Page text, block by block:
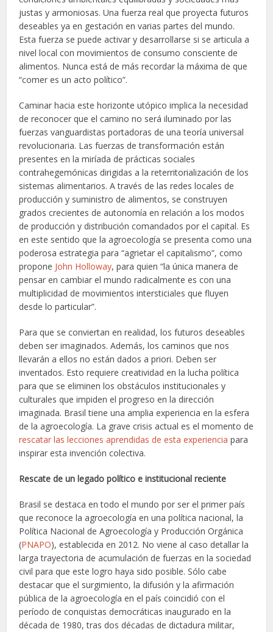
justas y armoniosas. Una fuerza real que proyecta futuros
deseables ya en gestación en varias partes del mundo.
Esta fuerza se puede activar y desarrollarse si se articula a
nivel local con movimientos de consumo consciente de
alimentos. Nunca está de más recordar la máxima de que
“comer es un acto político”.
Caminar hacia este horizonte utópico implica la necesidad
de reconocer que el camino no será iluminado por las
fuerzas vanguardistas portadoras de una teoría universal
revolucionaria. Las fuerzas de transformación están
presentes en la miríada de prácticas sociales
contrahegemónicas dirigidas a la reterritorialización de los
sistemas alimentarios. A través de las redes locales de
producción y suministro de alimentos, se construyen
grados crecientes de autonomía en relación a los modos
de producción y distribución comandados por el capital. Es
en este sentido que la agroecología se presenta como una
poderosa estrategia para “agrietar el capitalismo”, como
propone John Holloway, para quien “la única manera de
pensar en cambiar el mundo radicalmente es con una
multiplicidad de movimientos intersticiales que fluyen
desde lo particular”.
Para que se conviertan en realidad, los futuros deseables
deben ser imaginados. Además, los caminos que nos
llevarán a ellos no están dados a priori. Deben ser
inventados. Esto requiere creatividad en la lucha política
para que se eliminen los obstáculos institucionales y
culturales que impiden el progreso en la dirección
imaginada. Brasil tiene una amplia experiencia en la esfera
de la agroecología. La grave crisis actual es el momento de
rescatar las lecciones aprendidas de esta experiencia para
inspirar esta invención colectiva.
Rescate de un legado político e institucional reciente
Brasil se destaca en todo el mundo por ser el primer país
que reconoce la agroecología en una política nacional, la
Política Nacional de Agroecología y Producción Orgánica
(PNAPO), establecida en 2012. No viene al caso detallar la
larga trayectoria de acumulación de fuerzas en la sociedad
civil para que este logro haya sido posible. Sólo cabe
destacar que el surgimiento, la difusión y la afirmación
pública de la agroecología en el país coincidió con el
período de conquistas democráticas inaugurado en la
década de 1980, tras dos décadas de dictadura militar,